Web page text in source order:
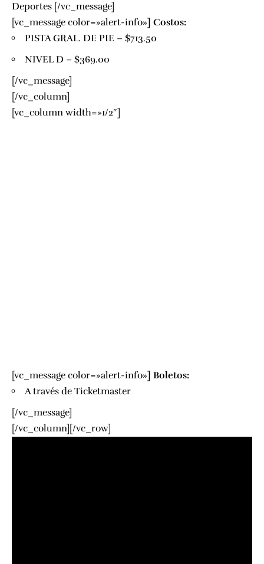
Deportes [/vc_message]
[vc_message color=»alert-info»] Costos:
PISTA GRAL. DE PIE – $713.50
NIVEL D – $369.00
[/vc_message]
[/vc_column]
[vc_column width=»1/2″]
[vc_message color=»alert-info»] Boletos:
A través de Ticketmaster
[/vc_message]
[/vc_column][/vc_row]